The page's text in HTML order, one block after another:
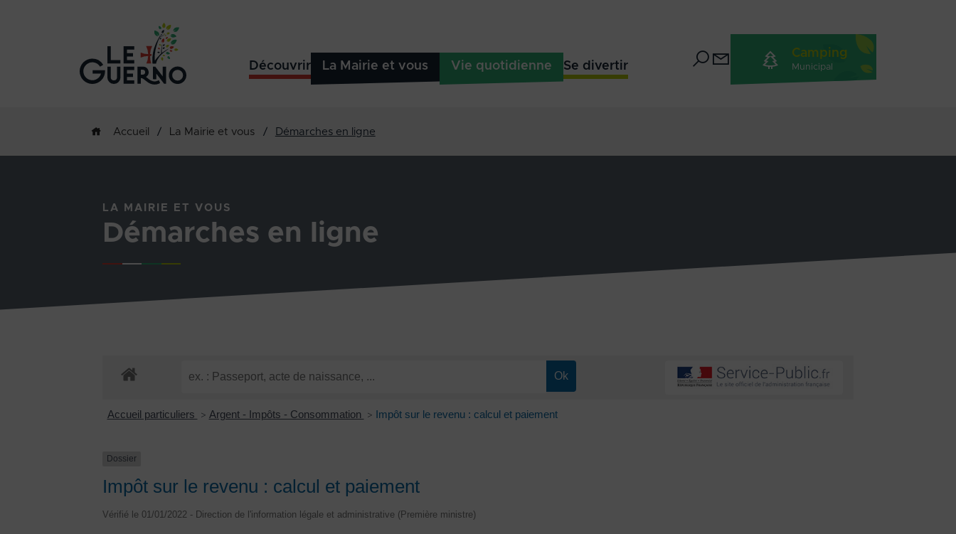
Découvrir La Mairie et vous Vie quotidienne Se divertir
Camping
Municipal
Accueil / La Mairie et vous / Démarches en ligne
LA MAIRIE ET VOUS
Démarches en ligne
Accueil particuliers > Argent - Impôts - Consommation > Impôt sur le revenu : calcul et paiement
Dossier
Impôt sur le revenu : calcul et paiement
Vérifié le 01/01/2022 - Direction de l'information légale et administrative (Première ministre)